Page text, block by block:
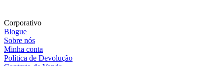
Corporativo
Blogue
Sobre nós
Minha conta
Política de Devolução